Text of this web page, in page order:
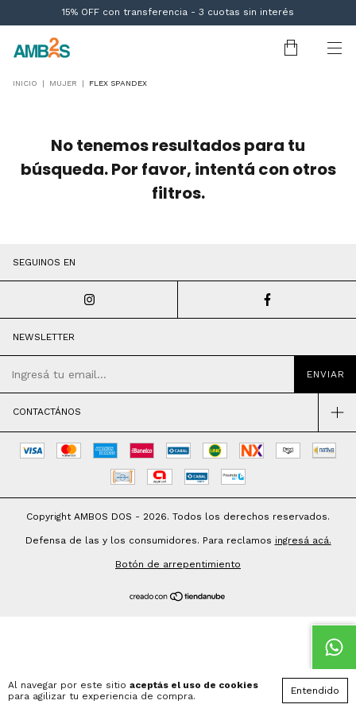
15% OFF con transferencia - 3 cuotas sin interés
Al navegar por este sitio aceptás el uso de cookies
para agilizar tu experiencia de compra.
Entendido
INICIO | MUJER | FLEX SPANDEX
No tenemos resultados para tu
búsqueda. Por favor, intentá con otros
filtros.
SEGUINOS EN
NEWSLETTER
CONTACTÁNOS
Copyright AMBOS DOS - 2026. Todos los derechos reservados.
Defensa de las y los consumidores. Para reclamos ingresá acá.
Botón de arrepentimiento